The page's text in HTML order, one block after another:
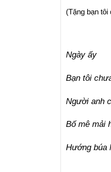
(Tặng bạn tôi
Ngày ấy
Bạn tôi
Người anh
Bố mê mải
Hướng búa